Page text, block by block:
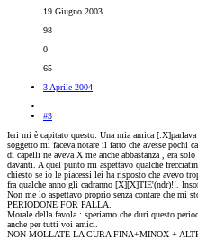
19 Giugno 2003
98
0
65
3 Aprile 2004
#3
Ieri mi è capitato questo: Una mia amica
soggetto mi faceva notare il fatto che avesse
di capelli ne aveva X me anche abbastanza , era
davanti. A quel punto mi aspettavo qualche
chiesto se io le piacessi lei ha risposto che avevo
fra qualche anno gli cadranno [X][X]TIE'(ndr)!!.
Non me lo aspettavo proprio senza contare che mi
PERIODONE FOR PALLA.
Morale della favola : speriamo che duri questo
anche per tutti voi amici.
NON MOLLATE LA CURA FINA+MINOX +